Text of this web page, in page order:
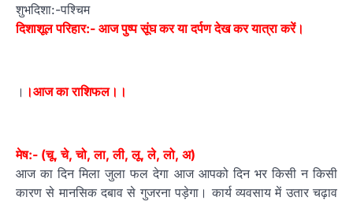
शुभदिशा:-पश्चिम
दिशाशूल परिहार:- आज पुष्प सूंघ कर या दर्पण देख कर यात्रा करें।
। ।आज का राशिफल।।
मेष:- (चू, चे, चो, ला, ली, लू, ले, लो, अ)
आज का दिन मिला जुला फल देगा आज आपको दिन भर किसी न किसी
कारण से मानसिक दबाव से गुजरना पड़ेगा। कार्य व्यवसाय में उतार चढ़ाव